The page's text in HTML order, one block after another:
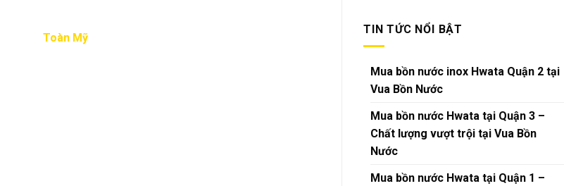
Toàn Mỹ
TIN TỨC NỔI BẬT
Mua bồn nước inox Hwata Quận 2 tại
Vua Bồn Nước
Mua bồn nước Hwata tại Quận 3 –
Chất lượng vượt trội tại Vua Bồn
Nước
Mua bồn nước Hwata tại Quận 1 –